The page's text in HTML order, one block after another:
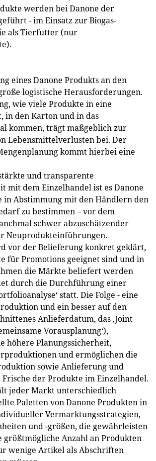
werden bei Danone der
- im Einsatz zur Biogas-
als Tierfutter (nur
eines Danone Produkts an den
logistische Herausforderungen.
wie viele Produkte in eine
in den Karton und in das
kommen, trägt maßgeblich zur
Lebensmittelverlusten bei. Der
kommt hierbei eine
und transparente
mit dem Einzelhandel ist es Danone
in Abstimmung mit den Händlern den
zu bestimmen – vor dem
schwer abzuschätzender
Neuprodukteinführungen.
vor der Belieferung konkret geklärt,
für Promotions geeignet sind und in
die Märkte beliefert werden
durch die Durchführung einer
statt. Die Folge - eine
und ein besser auf den
Anlieferdatum, das ‚Joint
Vorausplanung‘),
höhere Planungssicherheit,
und ermöglichen die
sowie Anlieferung und
der Produkte im Einzelhandel.
jeder Markt unterschiedlich
Paletten von Danone Produkten in
Vermarktungsstrategien,
und -größen, die gewährleisten
größtmögliche Anzahl an Produkten
wenige Artikel als Abschriften